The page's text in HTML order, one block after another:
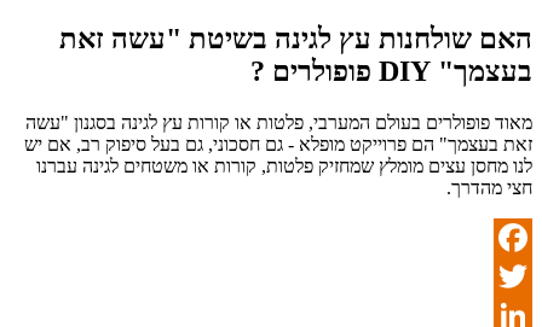
האם שולחנות עץ לגינה בשיטת "עשה זאת
בעצמך" DIY פופולרים ?
מאוד פופולרים בעולם המערבי, פלטות או קורות עץ לגינה בסגנון "עשה
זאת בעצמך" הם פרוייקט מופלא - גם חסכוני, גם בעל סיפוק רב, אם יש
לנו מחסן עצים מומלץ שמחזיק פלטות, קורות או משטחים לגינה עברנו
חצי מהדרך.
Facebook
Twitter